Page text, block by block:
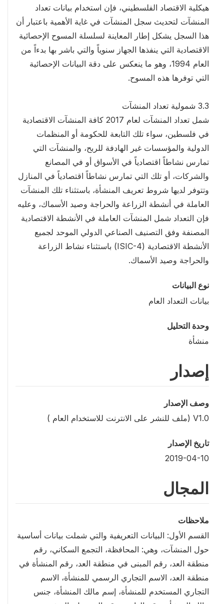
هيكلية الاقتصاد الفلسطيني، فإن استخدام بيانات تعداد
المنشآت لتحديث سجل المنشآت في غاية الأهمية باعتبار أن
هذا السجل يشكل إطار المعاينة لسلسلة المسوح الإحصائية
الاقتصادية التي ينفذها الجهاز سنوياً والتي باشر بها بدءاً من
العام 1994، وهو ما ينعكس على دقة البيانات الإحصائية
التي توفرها هذه المسوح.
3.3 شمولية تعداد المنشآت
شمل تعداد المنشآت لعام 2017 كافة المنشآت الاقتصادية
في فلسطين، سواء تلك التابعة للحكومة أو المنظمات
الدولية والمؤسسات غير الهادفة للربح، والمنشآت التي
تمارس نشاطاً اقتصادياً في الأسواق أو في المصانع
والشركات، أو تلك التي تمارس نشاطاً اقتصادياً في المنازل
وتتوفر لديها شروط تعريف المنشأة، باستثناء تلك المنشآت
العاملة في أنشطة الزراعة والحراجة وصيد الأسماك، وعليه
فإن التعداد شمل المنشآت العاملة في الأنشطة الاقتصادية
المصنفة وفق التصنيف الصناعي الدولي الموحد لجميع
الأنشطة الاقتصادية (ISIC-4) باستثناء نشاط الزراعة
والحراجة وصيد الأسماك.
نوع البيانات
بيانات التعداد العام
وحدة التحليل
منشأة
إصدار
وصف الإصدار
V1.0 (ملف للنشر على الانترنت للاستخدام العام )
تاريخ الإصدار
2019-04-10
المجال
ملاحظات
القسم الأول: البيانات التعريفية والتي شملت بيانات أساسية
حول المنشآت، وهي: المحافظة، التجمع السكاني، رقم
منطقة العد، رقم المبنى في منطقة العد، رقم المنشأة في
منطقة العد، الاسم التجاري الرسمي للمنشأة، الاسم
التجاري المستخدم للمنشأة، إسم مالك المنشأة، جنس